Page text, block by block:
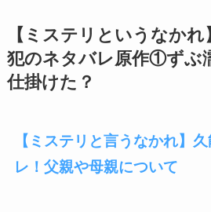
【ミステリというなか
犯のネタバレ原作①ずぶ
仕掛けた？
【ミステリと言うなかれ】
レ！父親や母親について